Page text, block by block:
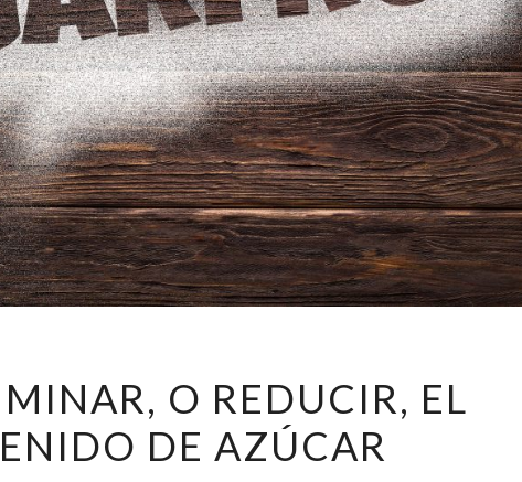
ELIMINAR,
O
REDUCIR,
O REDUCIR, EL
DE AZÚCAR